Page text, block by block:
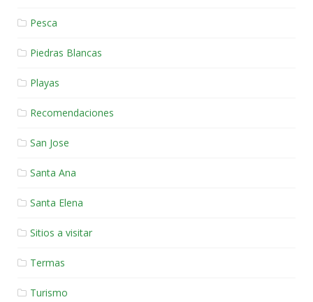
Pesca
Piedras Blancas
Playas
Recomendaciones
San Jose
Santa Ana
Santa Elena
Sitios a visitar
Termas
Turismo